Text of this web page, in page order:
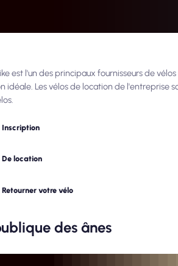
est l'un des principaux fournisseurs de
idéale. Les vélos de location de l'entreprise
Inscription
De location
Retourner votre vélo
des ânes